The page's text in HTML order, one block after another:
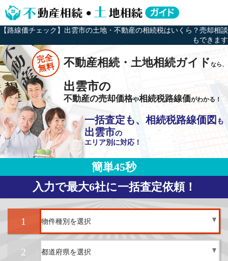
【路線価チェック】出雲市の土地・不動産の相続税はいくら？売却相談
もできます
完全
無料 不動産相続・土地相続ガイドなら、
出雲市の
不動産の売却価格や相続税路線価がわかる！
一括査定も、相続税路線価図 も
出雲市の
エリア別に対応！
簡単45秒
入力で最大6社に一括査定依頼！
1
2